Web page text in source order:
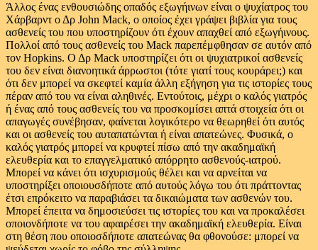
Άλλος ένας ενθουσιώδης οπαδός εξωγήινων είναι ο ψυχίατρος του
Χάρβαρντ ο Δρ John Mack, ο οποίος έχει γράψει βιβλία για τους
ασθενείς του που υποστηρίζουν ότι έχουν απαχθεί από εξωγήινους.
Πολλοί από τους ασθενείς του Mack παρεπέμφθησαν σε αυτόν από
τον Hopkins. Ο Δρ Mack υποστηρίζει ότι οι ψυχιατρικοί ασθενείς
του δεν είναι διανοητικά άρρωστοι (τότε γιατί τους κουράρει;) και
ότι δεν μπορεί να σκεφτεί καμία άλλη εξήγηση για τις ιστορίες τους
πέραν από του να είναι αληθινές. Εντούτοις, μέχρι ο καλός γιατρός
ή ένας από τους ασθενείς του να προσκομίσει απτά στοιχεία ότι οι
απαγωγές συνέβησαν, φαίνεται λογικότερο να θεωρηθεί ότι αυτός
και οι ασθενείς του αυταπατώνται ή είναι απατεώνες. Φυσικά, ο
καλός γιατρός μπορεί να κρυφτεί πίσω από την ακαδημαϊκή
ελευθερία και το επαγγελματικό απόρρητο ασθενούς-ιατρού.
Μπορεί να κάνει ότι ισχυρισμούς θέλει και να αρνείται να
υποστηρίξει οποιουσδήποτε από αυτούς λόγω του ότι πράττοντας
έτσι επρόκειτο να παραβιάσει τα δικαιώματα των ασθενών του.
Μπορεί έπειτα να δημοσιεύσει τις ιστορίες του και να προκαλέσει
οποιονδήποτε να του αφαιρέσει την ακαδημαϊκή ελευθερία. Είναι
στη θέση που οποιοσδήποτε απατεώνας θα φθονούσε: μπορεί να